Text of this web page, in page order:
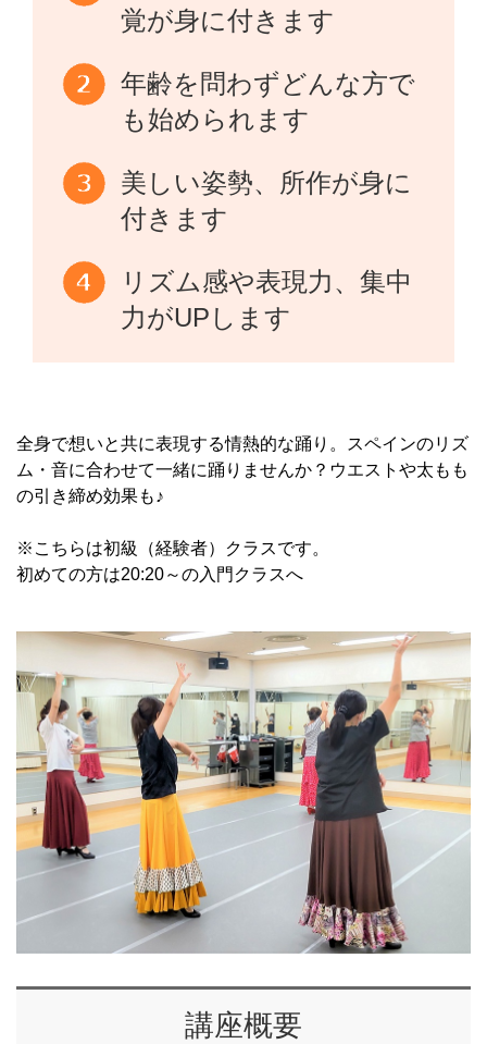
覚が身に付きます
年齢を問わずどんな方で
も始められます
美しい姿勢、所作が身に
付きます
リズム感や表現力、集中
力がUPします
全身で想いと共に表現する情熱的な踊り。スペインのリズ
ム・音に合わせて一緒に踊りませんか？ウエストや太もも
の引き締め効果も♪
※こちらは初級（経験者）クラスです。
初めての方は20:20～の入門クラスへ
講座概要